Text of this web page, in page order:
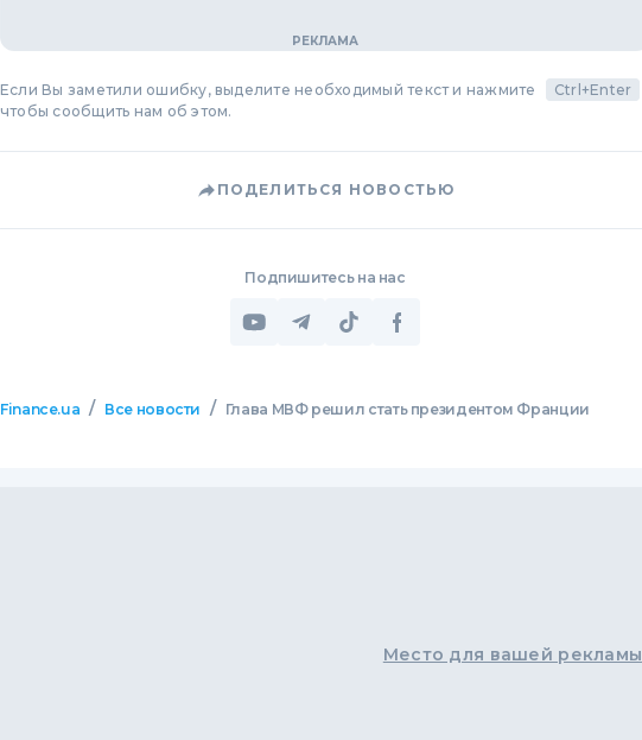
Если Вы заметили ошибку, выделите необходимый текст и нажмите Ctrl+Enter
чтобы сообщить нам об этом.
ПОДЕЛИТЬСЯ НОВОСТЬЮ
Подпишитесь на нас
Finance.ua / Все новости / Глава МВФ решил стать президентом Франции
Место для вашей рекламы